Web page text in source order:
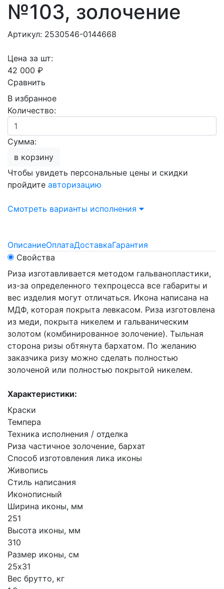
№103, золочение
Артикул: 2530546-0144668
Цена за шт:
42 000 ₽
Сравнить
В избранное
Количество:
Сумма:
в корзину
Чтобы увидеть персональные цены и скидки
пройдите авторизацию
Смотреть варианты исполнения
ОписаниеОплатаДоставкаГарантия
Свойства
Риза изготавливается методом гальванопластики,
из-за определенного техпроцесса все габариты и
вес изделия могут отличаться. Икона написана на
МДФ, которая покрыта левкасом. Риза изготовлена
из меди, покрыта никелем и гальваническим
золотом (комбинированное золочение). Тыльная
сторона ризы обтянута бархатом. По желанию
заказчика ризу можно сделать полностью
золоченой или полностью покрытой никелем.
Характеристики:
Краски
Темпера
Техника исполнения / отделка
Риза частичное золочение, бархат
Способ изготовления лика иконы
Живопись
Стиль написания
Иконописный
Ширина иконы, мм
251
Высота иконы, мм
310
Размер иконы, см
25х31
Вес брутто, кг